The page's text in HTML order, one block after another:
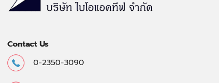
Contact Us
0-2350-3090